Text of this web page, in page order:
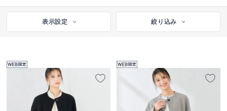
表示設定 絞り込み